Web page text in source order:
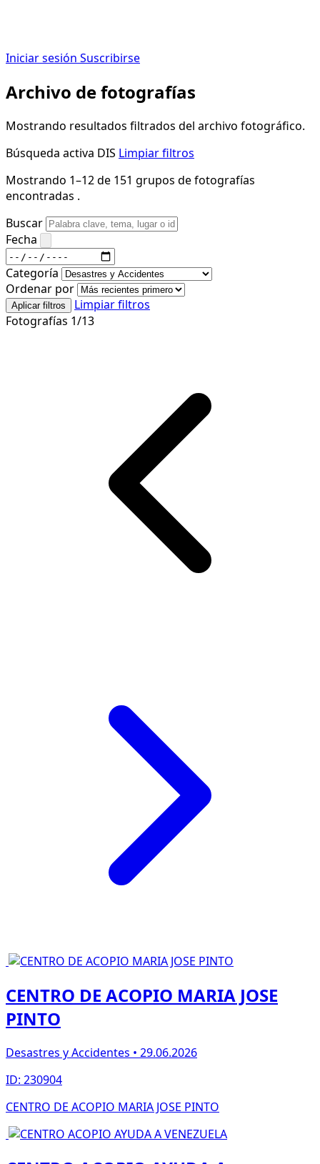
Iniciar sesión Suscribirse
Archivo de fotografías
Mostrando resultados filtrados del archivo fotográfico.
Búsqueda activa DIS Limpiar filtros
Mostrando 1–12 de 151 grupos de fotografías
encontradas .
Buscar
Fecha
Categoría
Ordenar por
Aplicar filtros
Limpiar filtros
Fotografías 1/13
CENTRO DE ACOPIO MARIA JOSE
PINTO
Desastres y Accidentes • 29.06.2026
ID: 230904
CENTRO DE ACOPIO MARIA JOSE PINTO